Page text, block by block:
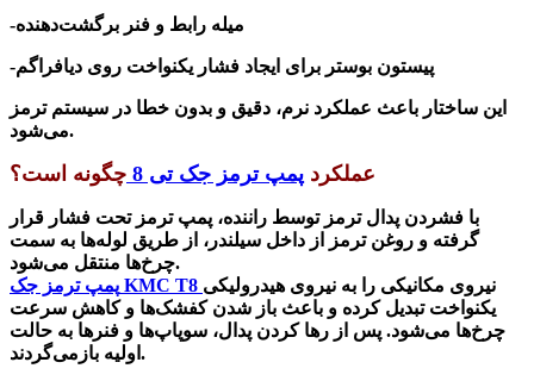
-میله رابط و فنر برگشت‌دهنده
-پیستون بوستر برای ایجاد فشار یکنواخت روی دیافراگم
این ساختار باعث عملکرد نرم، دقیق و بدون خطا در سیستم ترمز
می‌شود.
عملکرد پمپ ترمز جک تی 8 چگونه است؟
با فشردن پدال ترمز توسط راننده، پمپ ترمز تحت فشار قرار
گرفته و روغن ترمز از داخل سیلندر، از طریق لوله‌ها به سمت
چرخ‌ها منتقل می‌شود.
پمپ ترمز جک KMC T8 نیروی مکانیکی را به نیروی هیدرولیکی
یکنواخت تبدیل کرده و باعث باز شدن کفشک‌ها و کاهش سرعت
چرخ‌ها می‌شود. پس از رها کردن پدال، سوپاپ‌ها و فنرها به حالت
اولیه بازمی‌گردند .